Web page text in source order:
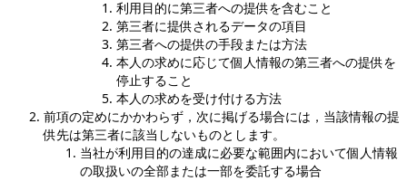
利用目的に第三者への提供を含むこと
第三者に提供されるデータの項目
第三者への提供の手段または方法
本人の求めに応じて個人情報の第三者への提供を
停止すること
本人の求めを受け付ける方法
前項の定めにかかわらず，次に掲げる場合には，当該情報の提
供先は第三者に該当しないものとします。
当社が利用目的の達成に必要な範囲内において個人情報
の取扱いの全部または一部を委託する場合